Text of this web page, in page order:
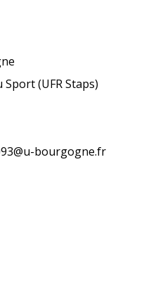
Sport (UFR Staps)
bourgogne.fr